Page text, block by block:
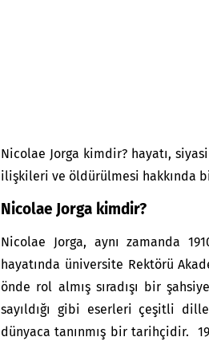
Nicolae Jorga kimdir? hayatı,
ilişkileri ve öldürülmesi hakkında
Nicolae Jorga kimdir?
Nicolae Jorga, aynı zamanda
hayatında üniversite Rektörü
önde rol almış sıradışı bir
sayıldığı gibi eserleri çeşitli
dünyaca tanınmış bir tarihçidir.